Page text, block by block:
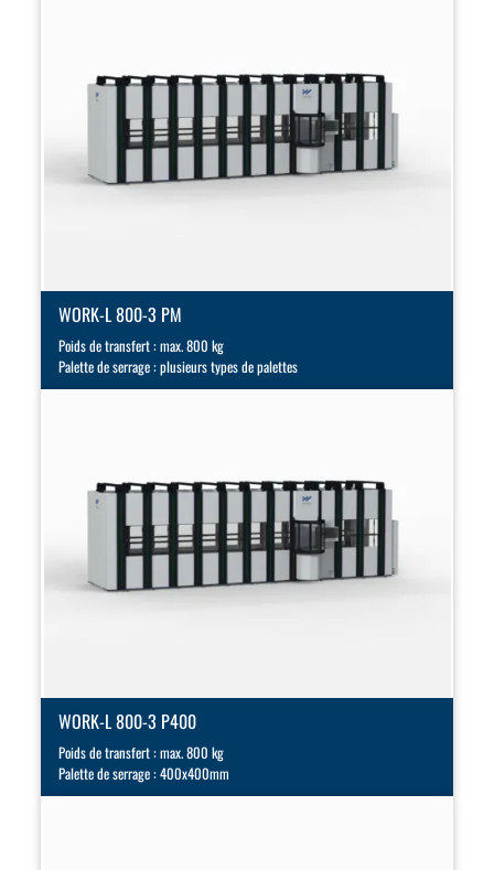
WORK-L 800-3 PM
Poids de transfert : max. 800 kg
Palette de serrage : plusieurs types de palettes
WORK-L 800-3 P400
Poids de transfert : max. 800 kg
Palette de serrage : 400x400mm